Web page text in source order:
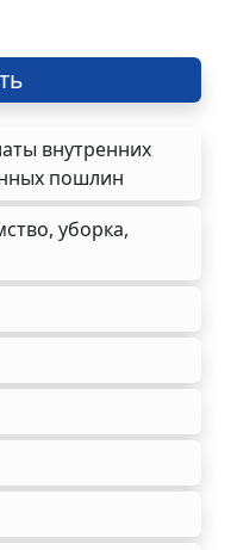
внутренних
пошлин
уборка,